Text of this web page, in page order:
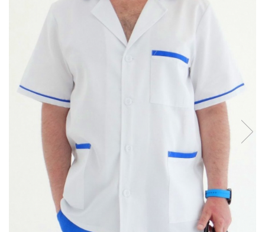
Halate Bianca
Halate medicale barbati
Halate medicale P2 cu fluturas
Halate medicale cu nasturi
Halate medicale cu fermoar
Halate medicale polar - unisex
Halate medicale albe
Fuste, Sarafane
Sarafane Mira
Fuste medicale